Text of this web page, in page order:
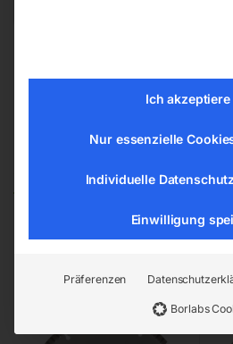
Ich akzeptiere
Nur essenzielle
Individuelle
Einwilligung
Präferenzen
Borlabs